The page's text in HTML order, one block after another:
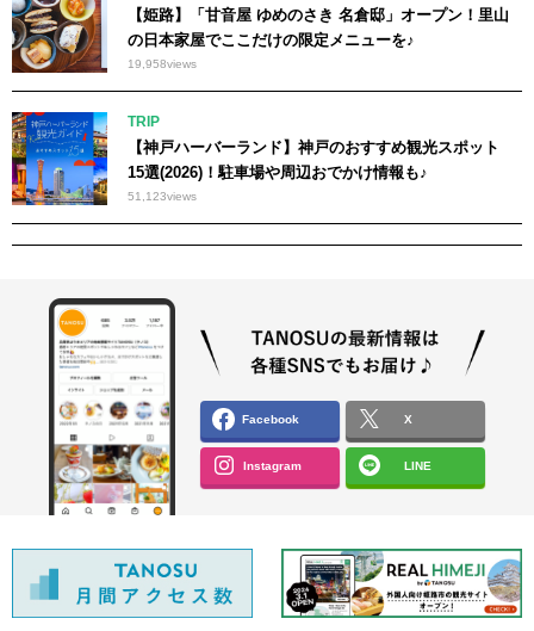
【姫路】「甘音屋 ゆめのさき 名倉邸」オープン！里山
の日本家屋でここだけの限定メニューを♪
19,958views
TRIP
【神戸ハーバーランド】神戸のおすすめ観光スポット
15選(2026)！駐車場や周辺おでかけ情報も♪
51,123views
Facebook X
Instagram LINE